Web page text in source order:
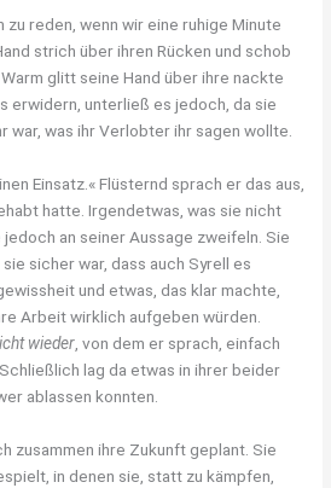
zu reden, wenn wir eine ruhige Minute
strich über ihren Rücken und schob
glitt seine Hand über ihre nackte
erwidern, unterließ es jedoch, da sie
war, was ihr Verlobter ihr sagen wollte.
Einsatz.« Flüsternd sprach er das aus,
hatte. Irgendetwas, was sie nicht
an seiner Aussage zweifeln. Sie
sicher war, dass auch Syrell es
und etwas, das klar machte,
Arbeit wirklich aufgeben würden.
wieder , von dem er sprach, einfach
lag da etwas in ihrer beider
ablassen konnten.
zusammen ihre Zukunft geplant. Sie
in denen sie, statt zu kämpfen,